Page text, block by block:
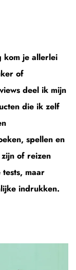
kom je allerlei
of
deel ik mijn
die ik zelf
spellen en
of reizen
maar
indrukken.